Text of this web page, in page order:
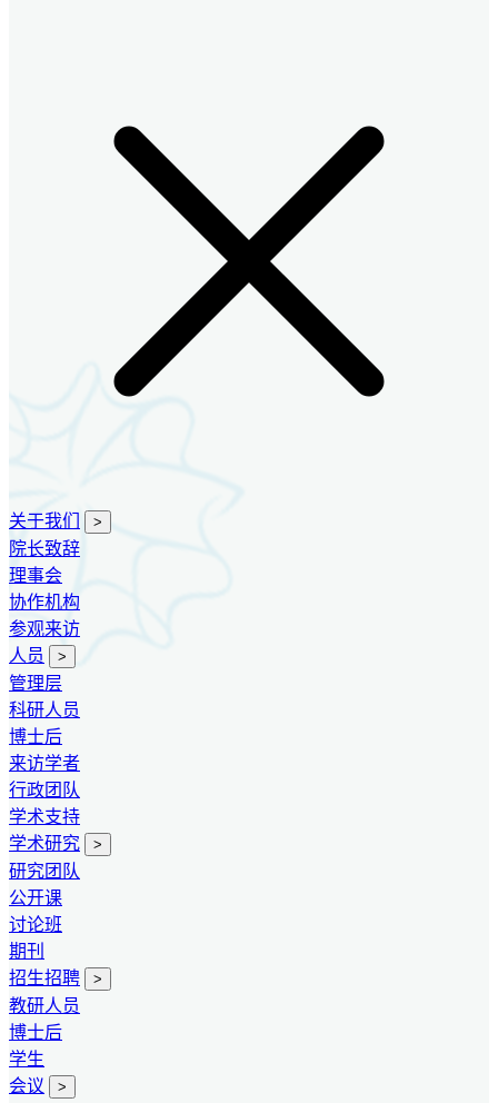
关于我们 >
院长致辞
理事会
协作机构
参观来访
人员
>
管理层
科研人员
博士后
来访学者
行政团队
学术支持
学术研究
>
研究团队
公开课
讨论班
期刊
招生招聘
>
教研人员
博士后
学生
会议
>